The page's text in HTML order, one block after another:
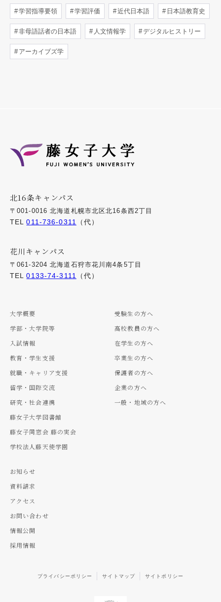
学習指導要領 学習評価 近代日本語 日本語教育史
非母語話者の日本語 人文情報学 デジタルヒストリー
アーカイブズ学
北16条キャンパス
〒001-0016 北海道札幌市北区北16条西2丁目
TEL011-736-0311 （代）
花川キャンパス
〒061-3204 北海道石狩市花川南4条5丁目
TEL0133-74-3111 （代）
大学概要
学部・大学院等
入試情報
教育・学生支援
就職・キャリア支援
留学・国際交流
研究・社会連携
藤女子大学図書館
藤女子同窓会 藤の実会
学校法人藤天使学園
受験生の方へ
高校教員の方へ
在学生の方へ
卒業生の方へ
保護者の方へ
企業の方へ
一般・地域の方へ
お知らせ
資料請求
アクセス
お問い合わせ
情報公開
採用情報
プライバシーポリシー サイトマップ サイトポリシー